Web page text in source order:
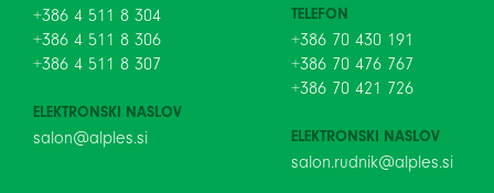
+386 4 511 8 304
+386 4 511 8 306
+386 4 511 8 307
ELEKTRONSKI NASLOV
salon@alples.si
TELEFON
+386 70 430 191
+386 70 476 767
+386 70 421 726
ELEKTRONSKI NASLOV
salon.rudnik@alples.si